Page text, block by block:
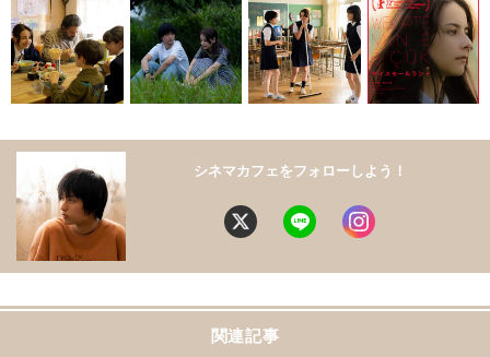
シネマカフェをフォローしよう！
関連記事